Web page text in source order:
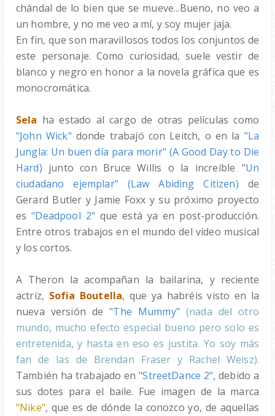
chándal de lo bien que se mueve...Bueno, no veo a
un hombre, y no me veo a mí, y soy mujer jaja.
En fin, que son maravillosos todos los conjuntos de
este personaje. Como curiosidad, suele vestir de
blanco y negro en honor a la novela gráfica que es
monocromática.
Sela ha estado al cargo de otras películas como
"John Wick" donde trabajó con Leitch, o en la "La
Jungla: Un buen día para morir" (A Good Day to Die
Hard) junto con Bruce Willis o la increíble "Un
ciudadano ejemplar" (Law Abiding Citizen) de
Gerard Butler y Jamie Foxx y su próximo proyecto
es"Deadpool 2" que está ya en post-producción.
Entre otros trabajos en el mundo del video musical
y los cortos.
A Theron la acompañan la bailarina, y reciente
actriz, Sofia Boutella, que ya habréis visto en la
nueva versión de"The Mummy" (nada del otro
mundo, mucho efecto especial bueno pero solo es
entretenida, y hasta en eso es justita. Yo soy más
fan de las de Brendan Fraser y Rachel Weisz).
También ha trabajado en"StreetDance 2", debido a
sus dotes para el baile. Fue imagen de la marca
"Nike", que es de dónde la conozco yo, de aquellas